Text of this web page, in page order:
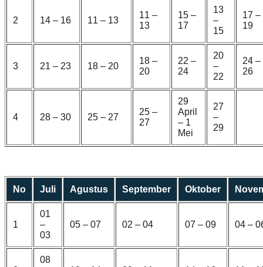
2 14 – 16 11 – 13
11 –
13
15 –
17
13
–
15
17 –
19
3 21 – 23 18 – 20
18 –
20
22 –
24
20
–
22
24 –
26
4 28 – 30 25 – 27
25 –
27
29
April
– 1
Mei
27
–
29
No Juli Agustus September Oktober
1
01
–
03
05 – 07 02 – 04 07 – 09 04 –
08